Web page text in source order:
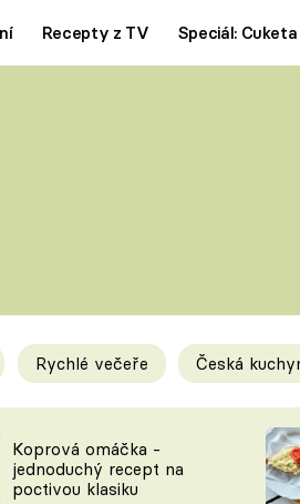
Recepty z TV Speciál: Cuketa
triky
Rychlé večeře Česká
Koprová omáčka -
jednoduchý recept na
poctivou klasiku